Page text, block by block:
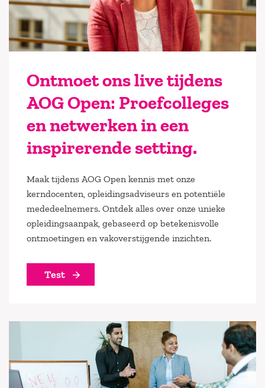
Ontmoet ons live tijdens
AOG Open: Proefcolleges
en netwerken in een
inspirerende setting.
Maak tijdens AOG Open kennis met onze
kerndocenten, opleidingsadviseurs en potentiële
mededeelnemers. Ontdek alles over onze unieke
opleidingsaanpak, gebaseerd op betekenisvolle
ontmoetingen en vakoverstijgende inzichten.
Test